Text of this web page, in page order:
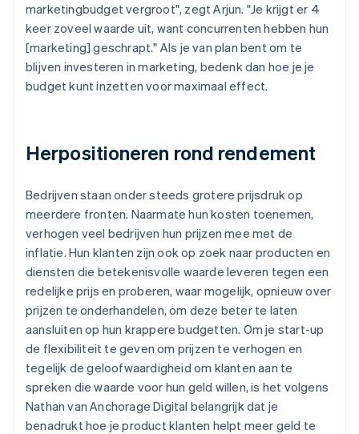
marketingbudget vergroot", zegt Arjun. "Je krijgt er 4
keer zoveel waarde uit, want concurrenten hebben hun
[marketing] geschrapt." Als je van plan bent om te
blijven investeren in marketing, bedenk dan hoe je je
budget kunt inzetten voor maximaal effect.
Herpositioneren rond rendement
Bedrijven staan onder steeds grotere prijsdruk op
meerdere fronten. Naarmate hun kosten toenemen,
verhogen veel bedrijven hun prijzen mee met de
inflatie. Hun klanten zijn ook op zoek naar producten en
diensten die betekenisvolle waarde leveren tegen een
redelijke prijs en proberen, waar mogelijk, opnieuw over
prijzen te onderhandelen, om deze beter te laten
aansluiten op hun krappere budgetten. Om je start-up
de flexibiliteit te geven om prijzen te verhogen en
tegelijk de geloofwaardigheid om klanten aan te
spreken die waarde voor hun geld willen, is het volgens
Nathan van Anchorage Digital belangrijk dat je
benadrukt hoe je product klanten helpt meer geld te